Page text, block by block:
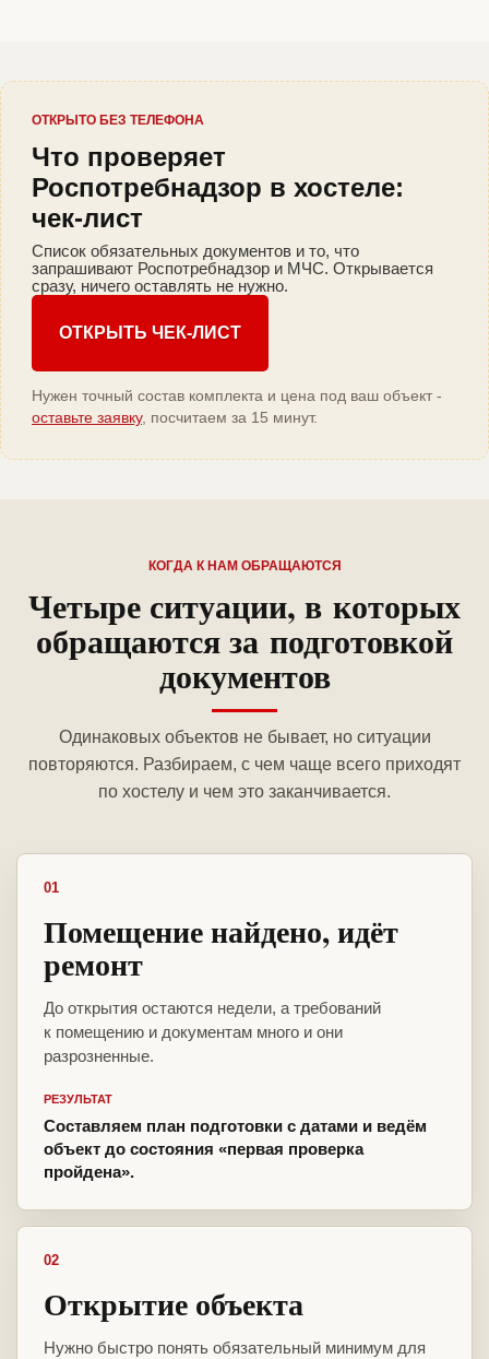
ОТКРЫТО БЕЗ ТЕЛЕФОНА
Что проверяет
Роспотребнадзор в хостеле:
чек-лист
Список обязательных документов и то, что
запрашивают Роспотребнадзор и МЧС. Открывается
сразу, ничего оставлять не нужно.
ОТКРЫТЬ ЧЕК-ЛИСТ
Нужен точный состав комплекта и цена под ваш объект -
оставьте заявку, посчитаем за 15 минут.
КОГДА К НАМ ОБРАЩАЮТСЯ
Четыре ситуации, в которых
обращаются за подготовкой
документов
Одинаковых объектов не бывает, но ситуации
повторяются. Разбираем, с чем чаще всего приходят
по хостелу и чем это заканчивается.
01
Помещение найдено, идёт
ремонт
До открытия остаются недели, а требований
к помещению и документам много и они
разрозненные.
РЕЗУЛЬТАТ
Составляем план подготовки с датами и ведём
объект до состояния «первая проверка
пройдена».
02
Открытие объекта
Нужно быстро понять обязательный минимум для